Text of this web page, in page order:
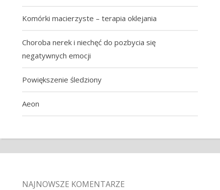
Komórki macierzyste – terapia oklejania
Choroba nerek i niechęć do pozbycia się
negatywnych emocji
Powiększenie śledziony
Aeon
NAJNOWSZE KOMENTARZE